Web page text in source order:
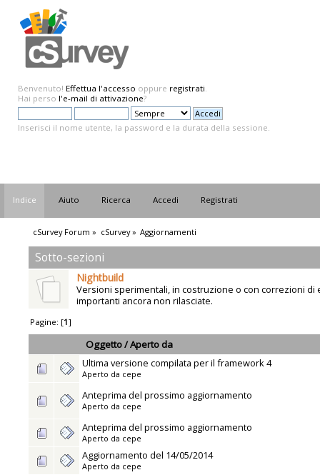
Benvenuto! Effettua l'accesso oppure registrati.
Hai perso l'e-mail di attivazione?
Inserisci il nome utente, la password e la durata della sessione.
Indice Aiuto Ricerca Accedi Registrati
cSurvey Forum » cSurvey» Aggiornamenti
Sotto-sezioni
Nightbuild
Versioni sperimentali, in costruzione o con correzioni di
importanti ancora non rilasciate.
Pagine: [1]
Oggetto/Aperto da
Ultima versione compilata per il framework 4
Aperto da cepe
Anteprima del prossimo aggiornamento
Aperto da cepe
Anteprima del prossimo aggiornamento
Aperto da cepe
Aggiornamento del 14/05/2014
Aperto da cepe